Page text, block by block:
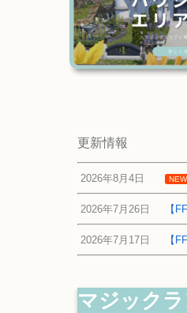
更新情報
2026年8月4日
2026年7月26日 【
2026年7月17日 【
マジック